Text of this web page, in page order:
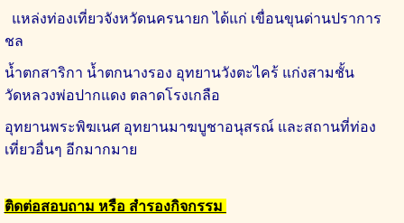
แหล่งท่องเที่ยวจังหวัดนครนายก ได้แก่ เขื่อนขุนด่านปราการ
ชล
น้ำตกสาริกา น้ำตกนางรอง อุทยานวังตะไคร้ แก่งสามชั้น
วัดหลวงพ่อปากแดง ตลาดโรงเกลือ
อุทยานพระพิฆเนศ อุทยานมาฆบูชาอนุสรณ์ และสถานที่ท่อง
เที่ยวอื่นๆ อีกมากมาย
ติดต่อสอบถาม หรือ สำรองกิจกรรม